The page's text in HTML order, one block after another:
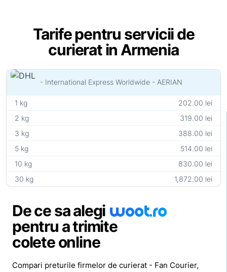
Tarife pentru servicii de
curierat in Armenia
- International Express Worldwide - AERIAN
1 kg
202.00 lei
2 kg
319.00 lei
3 kg
388.00 lei
5 kg
514.00 lei
10 kg
830.00 lei
30 kg
1,872.00 lei
De ce sa alegi woot.ro
pentru a trimite
colete online
Compari preturile firmelor de curierat - Fan Courier,